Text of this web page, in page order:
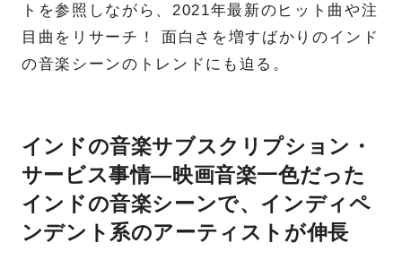
トを参照しながら、2021年最新のヒット曲や注
目曲をリサーチ！ 面白さを増すばかりのインド
の音楽シーンのトレンドにも迫る。
インドの音楽サブスクリプション・
サービス事情―映画音楽一色だった
インドの音楽シーンで、インディペ
ンデント系のアーティストが伸長